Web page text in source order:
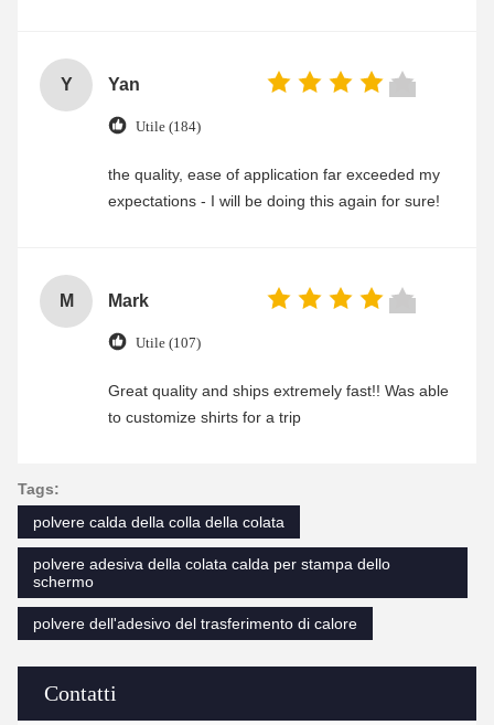
Contatti
Y Yan
Utile (184)
the quality, ease of application far exceeded my
expectations - I will be doing this again for sure!
M Mark
Utile (107)
Great quality and ships extremely fast!! Was able
to customize shirts for a trip
Tags:
polvere calda della colla della colata
polvere adesiva della colata calda per stampa dello
schermo
polvere dell'adesivo del trasferimento di calore